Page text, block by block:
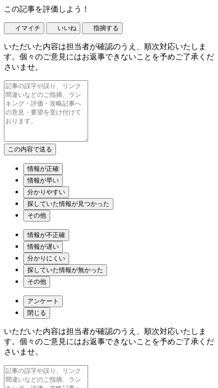
この記事を評価しよう！
イマイチ いいね 指摘する
いただいた内容は担当者が確認のうえ、順次対応いたしま
す。個々のご意見にはお返事できないことを予めご了承くだ
さいませ。
情報が正確
情報が早い
分かりやすい
探していた情報が見つかった
その他
情報が不正確
情報が遅い
分かりにくい
探していた情報が無かった
その他
アンケート
閉じる
いただいた内容は担当者が確認のうえ、順次対応いたしま
す。個々のご意見にはお返事できないことを予めご了承くだ
さいませ。